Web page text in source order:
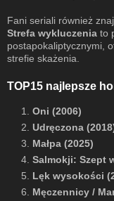
Fani seriali również
Strefa wykluczenia to
postapokaliptycznymi,
strefie skażenia.
TOP15 najlepsze
1. Oni (2006)
2. Udręczona
3. Małpa (2025)
4. Salmokji: Szept
5. Lęk wysokości
6. Męczennicy /